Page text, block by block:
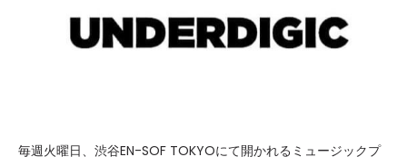
毎週火曜日、渋谷EN-SOF TOKYOにて開かれるミュージックプ